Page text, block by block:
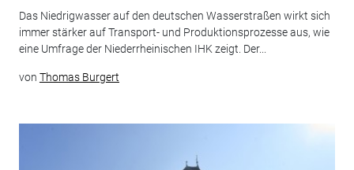
Das Niedrigwasser auf den deutschen Wasserstraßen wirkt sich
immer stärker auf Transport- und Produktionsprozesse aus, wie
eine Umfrage der Niederrheinischen IHK zeigt. Der...
von Thomas Burgert